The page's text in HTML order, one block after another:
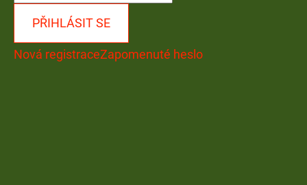
PŘIHLÁSIT SE
Nová registraceZapomenuté heslo